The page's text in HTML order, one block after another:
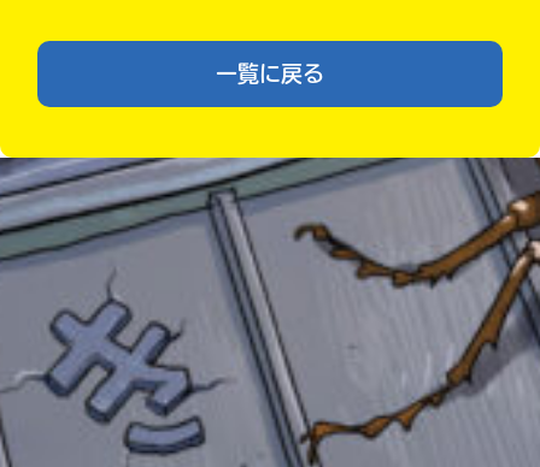
本だなが作れる！
一覧に戻る
え
し
て
て
ね
戻
る